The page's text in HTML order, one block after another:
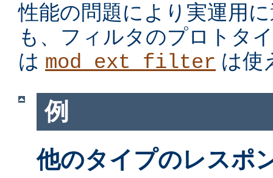
性能の問題により実運用
も、フィルタのプロトタ
は mod_ext_filter は使
例
他のタイプのレスポ